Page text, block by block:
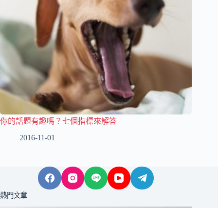
你的話題有趣嗎？七個指標來解答
2016-11-01
熱門文章